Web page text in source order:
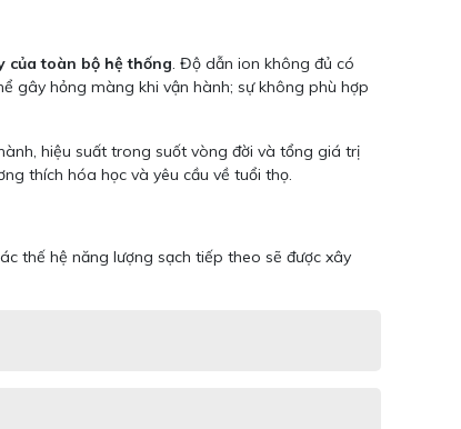
của toàn bộ hệ thống. Độ dẫn ion không đủ có
gây hỏng màng khi vận hành; sự không phù hợp
hiệu suất trong suốt vòng đời và tổng giá trị
thích hóa học và yêu cầu về tuổi thọ.
thế hệ năng lượng sạch tiếp theo sẽ được xây